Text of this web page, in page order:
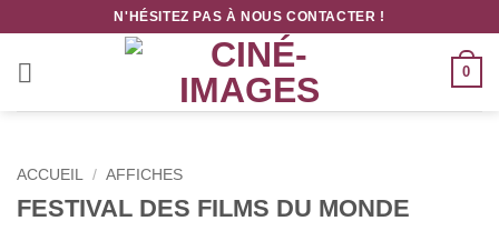
contenu
N'HÉSITEZ PAS À NOUS CONTACTER !
0
ACCUEIL / AFFICHES
FESTIVAL DES FILMS DU MONDE